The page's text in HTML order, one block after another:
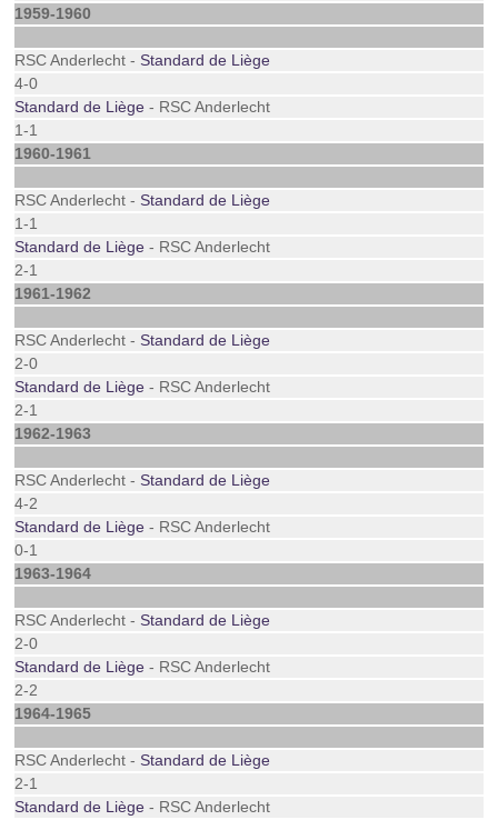
1959-1960
RSC Anderlecht -Standard de Liège
4-0
Standard de Liège - RSC Anderlecht
1-1
1960-1961
RSC Anderlecht -Standard de Liège
1-1
Standard de Liège - RSC Anderlecht
2-1
1961-1962
RSC Anderlecht -Standard de Liège
2-0
Standard de Liège - RSC Anderlecht
2-1
1962-1963
RSC Anderlecht -Standard de Liège
4-2
Standard de Liège - RSC Anderlecht
0-1
1963-1964
RSC Anderlecht -Standard de Liège
2-0
Standard de Liège - RSC Anderlecht
2-2
1964-1965
RSC Anderlecht -Standard de Liège
2-1
Standard de Liège - RSC Anderlecht